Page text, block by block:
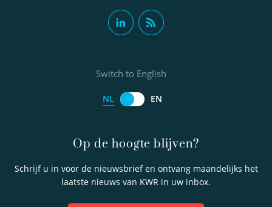
Op de hoogte blijven?
Schrijf u in voor de nieuwsbrief en ontvang maandelijks het
laatste nieuws van KWR in uw inbox.
Switch to English
NL EN